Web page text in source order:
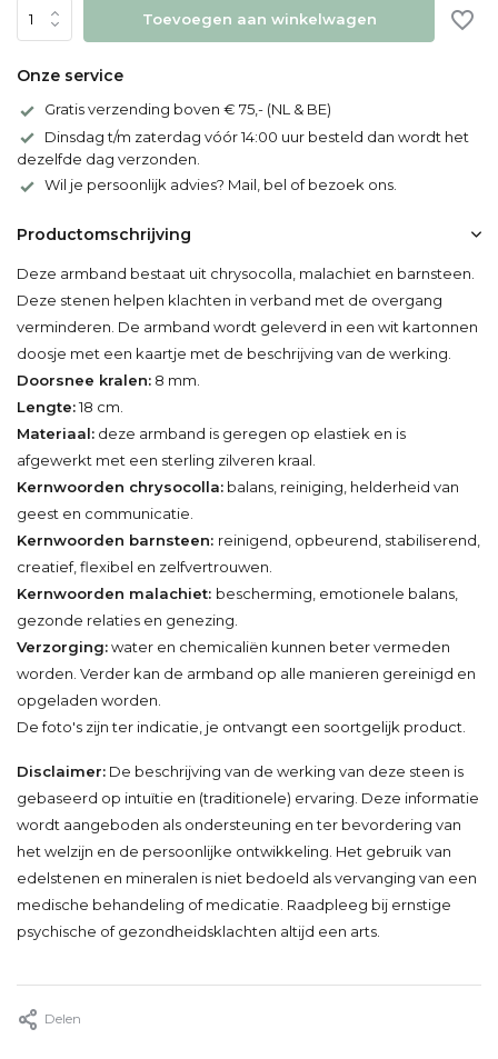
Toevoegen aan winkelwagen
Onze service
Gratis verzending boven € 75,- (NL & BE)
Dinsdag t/m zaterdag vóór 14:00 uur besteld dan wordt het
dezelfde dag verzonden.
Wil je persoonlijk advies? Mail, bel of bezoek ons.
Productomschrijving
Deze armband bestaat uit chrysocolla, malachiet en barnsteen.
Deze stenen helpen klachten in verband met de overgang
verminderen. De armband wordt geleverd in een wit kartonnen
doosje met een kaartje met de beschrijving van de werking.
Doorsnee kralen: 8 mm.
Lengte:18 cm.
Materiaal: deze armband is geregen op elastiek en is
afgewerkt met een sterling zilveren kraal.
Kernwoorden chrysocolla: balans, reiniging, helderheid van
geest en communicatie.
Kernwoorden barnsteen: reinigend, opbeurend, stabiliserend,
creatief, flexibel en zelfvertrouwen.
Kernwoorden malachiet: bescherming, emotionele balans,
gezonde relaties en genezing.
Verzorging:water en chemicaliën kunnen beter vermeden
worden. Verder kan de armband op alle manieren gereinigd en
opgeladen worden.
De foto's zijn ter indicatie, je ontvangt een soortgelijk product.
Disclaimer: De beschrijving van de werking van deze steen is
gebaseerd op intuïtie en (traditionele) ervaring. Deze informatie
wordt aangeboden als ondersteuning en ter bevordering van
het welzijn en de persoonlijke ontwikkeling. Het gebruik van
edelstenen en mineralen is niet bedoeld als vervanging van een
medische behandeling of medicatie. Raadpleeg bij ernstige
psychische of gezondheidsklachten altijd een arts.
Delen